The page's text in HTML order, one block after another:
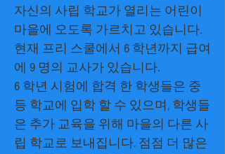
자신의 사립 학교가 열리는 어린이
마을에 오도록 가르치고 있습니다.
현재 프리 스쿨에서 6 학년까지 급여
에 9 명의 교사가 있습니다.
6 학년 시험에 합격 한 학생들은 중
등 학교에 입학 할 수 있으며, 학생들
은 추가 교육을 위해 마을의 다른 사
립 학교로 보내집니다. 점점 더 많은